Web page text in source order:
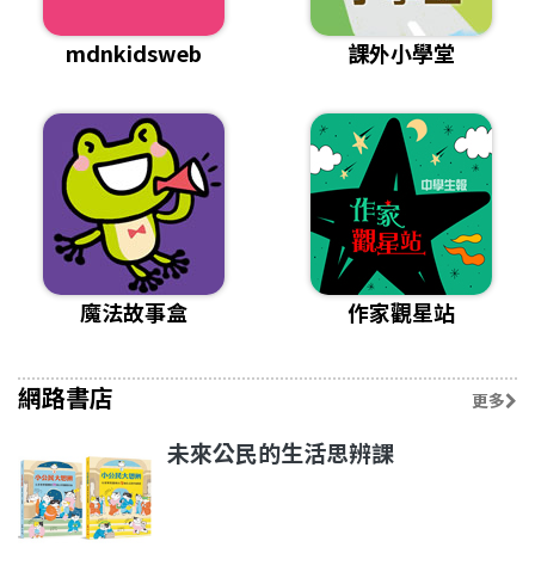
mdnkidsweb 課外小學堂
魔法故事盒 作家觀星站
網路書店 更多
未來公民的生活思辨課